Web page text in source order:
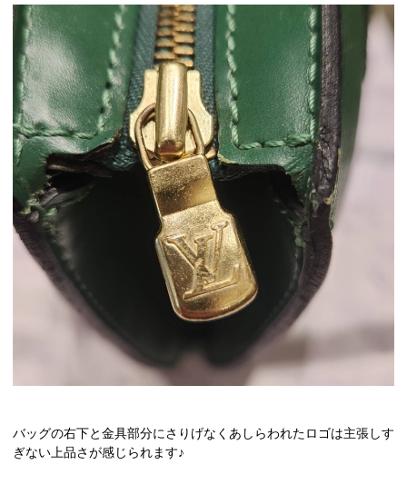
バッグの右下と金具部分にさりげなくあしらわれたロゴは主張しす
ぎない上品さが感じられます♪